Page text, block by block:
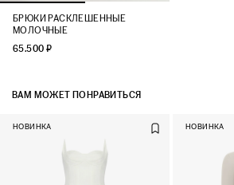
БРЮКИ РАСКЛЕШЕННЫЕ
МОЛОЧНЫЕ
65.500 ₽
ВАМ МОЖЕТ ПОНРАВИТЬСЯ
НОВИНКА НОВИНКА